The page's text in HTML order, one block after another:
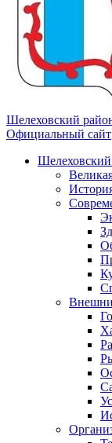
Шелеховский
Официальный сайт